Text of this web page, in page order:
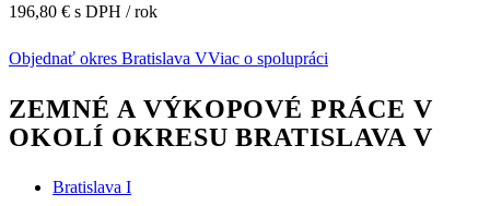
196,80 € s DPH / rok
Objednať okres Bratislava VViac o spolupráci
ZEMNÉ A VÝKOPOVÉ PRÁCE V
OKOLÍ OKRESUBRATISLAVA V
Bratislava I